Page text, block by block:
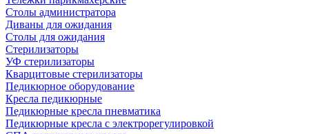
Столы администратора
Диваны для ожидания
Столы для ожидания
Стерилизаторы
УФ стерилизаторы
Кварцитовые стерилизаторы
Педикюрное оборудование
Кресла педикюрные
Педикюрные кресла пневматика
Педикюрные кресла с электрорегулировкой